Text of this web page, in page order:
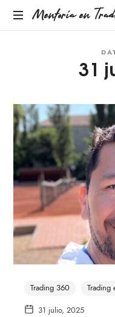
Mentoría
Mentoría en
31
Trading 360 Trading
31 julio, 2025